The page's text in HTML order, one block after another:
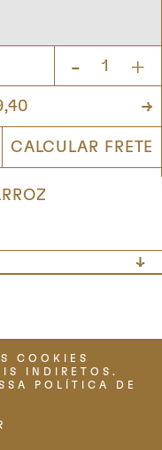
- +
COOKIES
INDIRETOS.
POLÍTICA DE